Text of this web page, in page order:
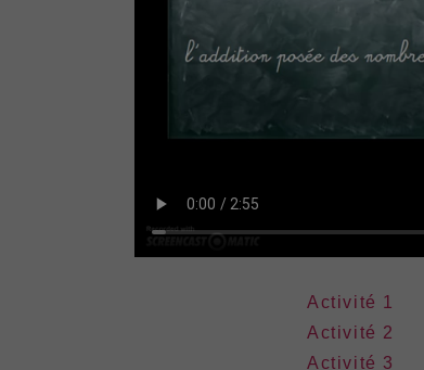
Activité 1
Activité 2
Activité 3